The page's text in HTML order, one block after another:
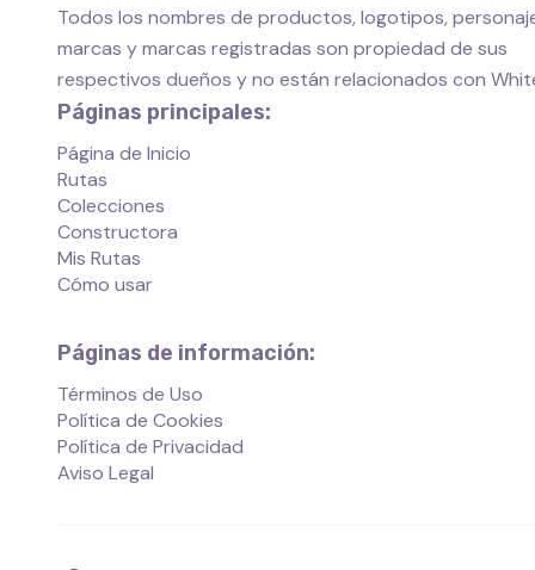
Todos los nombres de productos, logotipos,
marcas y marcas registradas son propiedad de sus
respectivos dueños y no están relacionados con
Páginas principales:
Página de Inicio
Rutas
Colecciones
Constructora
Mis Rutas
Cómo usar
Páginas de información:
Términos de Uso
Política de Cookies
Política de Privacidad
Aviso Legal